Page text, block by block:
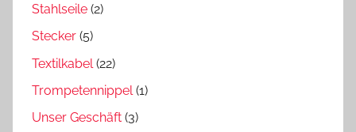
Stahlseile (2)
Stecker (5)
Textilkabel (22)
Trompetennippel(1)
Unser Geschäft (3)